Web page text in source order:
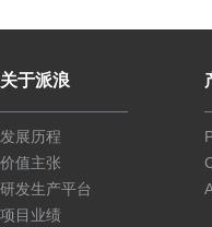
关于派浪
发展历程
价值主张
研发生产平台
项目业绩